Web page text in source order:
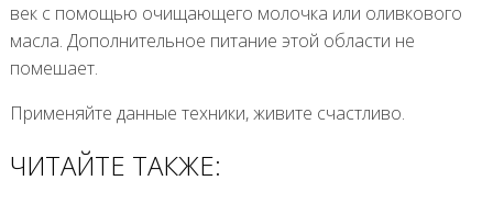
век с помощью очищающего молочка или оливкового
масла. Дополнительное питание этой области не
помешает.
Применяйте данные техники, живите счастливо.
ЧИТАЙТЕ ТАКЖЕ: